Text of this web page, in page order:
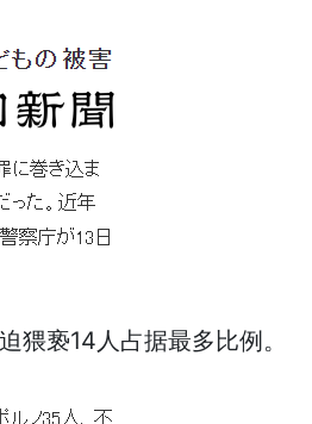
亵14人占据最多比例。